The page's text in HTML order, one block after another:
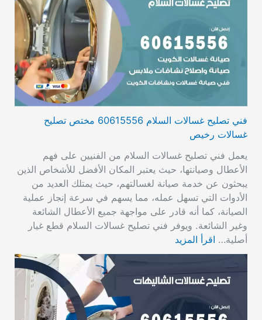
فني تصليح غسالات السلام 60615556 مختص تصليح
غسالات رخيص
يعمل فني تصليح غسالات السلام من الفنيين على فهم
الأعطال وصيانتها، حيث يعتبر المكان الأفضل للأشخاص الذين
يبحثون عن خدمة صيانة لغسالتهم، حيث يمتلك العديد من
الأدوات التي تسهل عمله، مما يسهم في سرعة إنجاز عملية
الصيانة، كما أنه قادر على مواجهة جميع الأعطال الشائعة
وغير الشائعة. ويوفر فني تصليح غسالات السلام قطع غيار
أصلية… اقرأ المزيد